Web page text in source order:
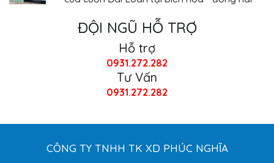
ĐỘI NGŨ HỖ TRỢ
Hỗ trợ
0931.272.282
Tư Vấn
0931.272.282
CÔNG TY TNHH TK XD PHÚC NGHĨA